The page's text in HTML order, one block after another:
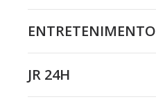
ENTRETENIMENTO
JR 24H